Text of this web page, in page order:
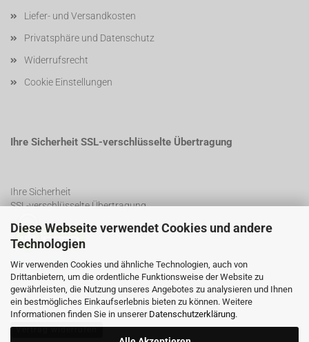
Diese Webseite verwendet Cookies und andere
Technologien
Wir verwenden Cookies und ähnliche Technologien, auch von
Drittanbietern, um die ordentliche Funktionsweise der Website zu
gewährleisten, die Nutzung unseres Angebotes zu analysieren und Ihnen
ein bestmögliches Einkaufserlebnis bieten zu können. Weitere
Informationen finden Sie in unserer Datenschutzerklärung.
Liefer- und Versandkosten
Privatsphäre und Datenschutz
Widerrufsrecht
Cookie Einstellungen
Ihre Sicherheit SSL-verschlüsselte Übertragung
Ihre Sicherheit
SSL-verschlüsselte Übertragung
SSL Certificate
Vertrag widerrufen